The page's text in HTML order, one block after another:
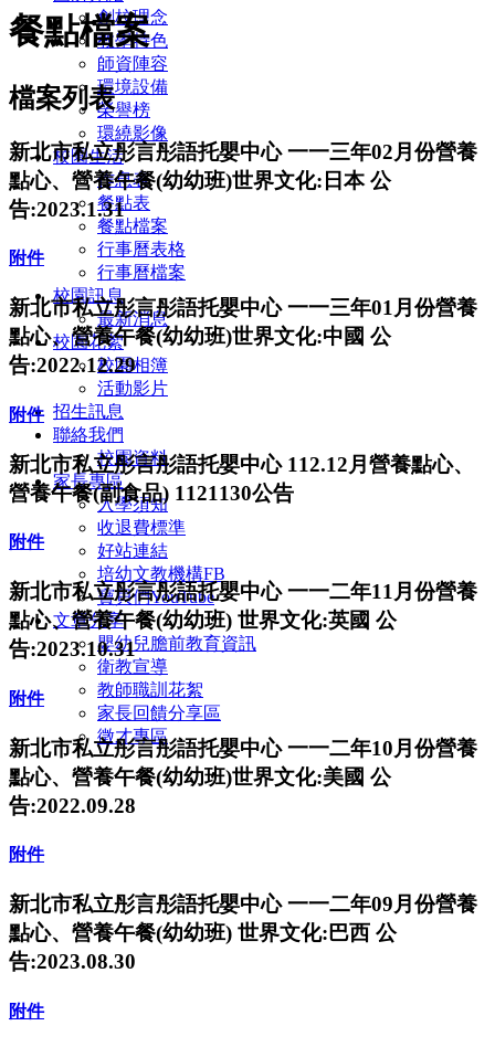
創校理念
教學特色
師資陣容
環境設備
榮譽榜
環繞影像
校園生活
作息表
餐點表
餐點檔案
行事曆表格
行事曆檔案
校園訊息
最新消息
校園花絮
校園相簿
活動影片
招生訊息
聯絡我們
校園資料
家長專區
入學須知
收退費標準
好站連結
培幼文教機構FB
寶貝們YouTube
文章分享
嬰幼兒膽前教育資訊
衛教宣導
教師職訓花絮
家長回饋分享區
徵才專區
餐點檔案
檔案列表
新北市私立彤言彤語托嬰中心 一一三年02月份營養
點心、營養午餐(幼幼班)世界文化:日本 公
告:2023.1.31
附件
新北市私立彤言彤語托嬰中心 一一三年01月份營養
點心、營養午餐(幼幼班)世界文化:中國 公
告:2022.12.29
附件
新北市私立彤言彤語托嬰中心 112.12月營養點心、
營養午餐(副食品) 1121130公告
附件
新北市私立彤言彤語托嬰中心 一一二年11月份營養
點心、營養午餐(幼幼班) 世界文化:英國 公
告:2023.10.31
附件
新北市私立彤言彤語托嬰中心 一一二年10月份營養
點心、營養午餐(幼幼班)世界文化:美國 公
告:2022.09.28
附件
新北市私立彤言彤語托嬰中心 一一二年09月份營養
點心、營養午餐(幼幼班) 世界文化:巴西 公
告:2023.08.30
附件